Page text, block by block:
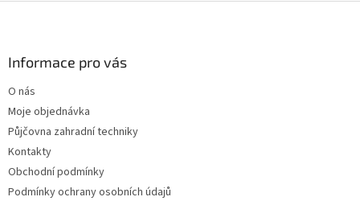
Informace pro vás
O nás
Moje objednávka
Půjčovna zahradní techniky
Kontakty
Obchodní podmínky
Podmínky ochrany osobních údajů